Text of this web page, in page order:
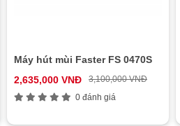
Máy hút mùi Faster FS 0470S
2,635,000 VNĐ
3,100,000 VNĐ
0 đánh giá